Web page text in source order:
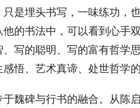
是埋头书写，一味练功，
的书法中，可以看到心手
写的聪明、写的富有哲学
悟、艺术真谛、处世哲学
魏碑与行书的融合。从陈